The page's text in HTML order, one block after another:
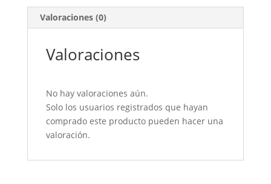
Valoraciones (0)
Valoraciones
No hay valoraciones aún.
Solo los usuarios registrados que hayan
comprado este producto pueden hacer una
valoración.